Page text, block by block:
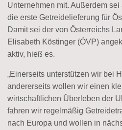
Unternehmen mit. Außerdem
die erste Getreidelieferung für
Damit sei der von Österreichs
Elisabeth Köstinger (ÖVP)
aktiv, hieß es.
„Einerseits unterstützen wir bei
andererseits wollen wir einen
wirtschaftlichen Überleben der
fahren wir regelmäßig
nach Europa und wollen in